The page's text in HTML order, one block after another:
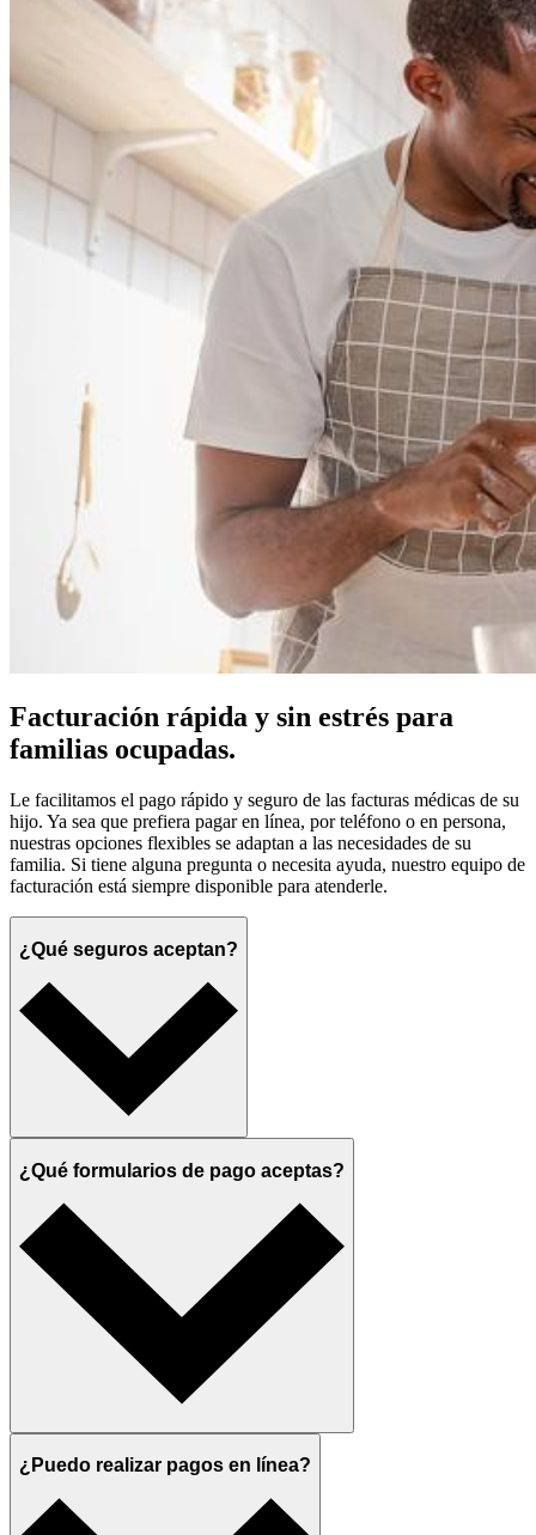
Facturación rápida y sin estrés para
familias ocupadas.
Le facilitamos el pago rápido y seguro de las facturas médicas de su
hijo. Ya sea que prefiera pagar en línea, por teléfono o en persona,
nuestras opciones flexibles se adaptan a las necesidades de su
familia. Si tiene alguna pregunta o necesita ayuda, nuestro equipo de
facturación está siempre disponible para atenderle.
¿Qué seguros aceptan?
¿Qué formularios de pago aceptas?
¿Puedo realizar pagos en línea?